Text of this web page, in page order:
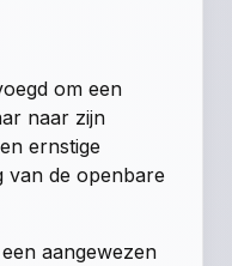
om een
naar zijn
ernstige
van de openbare
aangewezen